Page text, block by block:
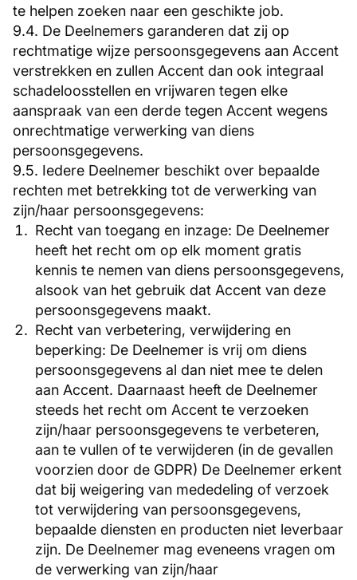
te helpen zoeken naar een geschikte job.
9.4. De Deelnemers garanderen dat zij op
rechtmatige wijze persoonsgegevens aan Accent
verstrekken en zullen Accent dan ook integraal
schadeloosstellen en vrijwaren tegen elke
aanspraak van een derde tegen Accent wegens
onrechtmatige verwerking van diens
persoonsgegevens.
9.5. Iedere Deelnemer beschikt over bepaalde
rechten met betrekking tot de verwerking van
zijn/haar persoonsgegevens:
Recht van toegang en inzage: De Deelnemer
heeft het recht om op elk moment gratis
kennis te nemen van diens persoonsgegevens,
alsook van het gebruik dat Accent van deze
persoonsgegevens maakt.
Recht van verbetering, verwijdering en
beperking: De Deelnemer is vrij om diens
persoonsgegevens al dan niet mee te delen
aan Accent. Daarnaast heeft de Deelnemer
steeds het recht om Accent te verzoeken
zijn/haar persoonsgegevens te verbeteren,
aan te vullen of te verwijderen (in de gevallen
voorzien door de GDPR) De Deelnemer erkent
dat bij weigering van mededeling of verzoek
tot verwijdering van persoonsgegevens,
bepaalde diensten en producten niet leverbaar
zijn. De Deelnemer mag eveneens vragen om
de verwerking van zijn/haar